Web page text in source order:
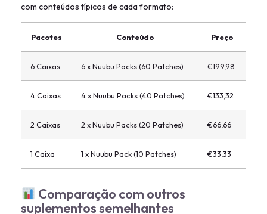
com conteúdos típicos de cada formato:
Pacotes Conteúdo Preço
6 Caixas 6 x Nuubu Packs (60 Patches) €199,98
4 Caixas 4 x Nuubu Packs (40 Patches) €133,32
2 Caixas 2 x Nuubu Packs (20 Patches) €66,66
1 Caixa 1 x Nuubu Pack (10 Patches) €33,33
Comparação com outros
suplementos semelhantes